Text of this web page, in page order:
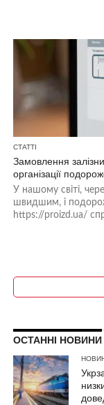
СТАТТІ
Замовлення
організації
У нашому світі,
швидшим, і
https://proizd.ua/
ОСТАННІ НОВИНИ